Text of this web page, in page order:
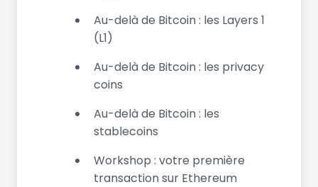
Au-delà de Bitcoin : les Layers 1
(L1)
Au-delà de Bitcoin : les privacy
coins
Au-delà de Bitcoin : les
stablecoins
Workshop : votre première
transaction sur Ethereum